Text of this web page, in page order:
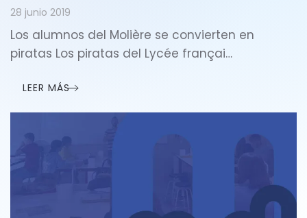
28 junio 2019
Los alumnos del Molière se convierten en
piratas Los piratas del Lycée françai…
LEER MÁS